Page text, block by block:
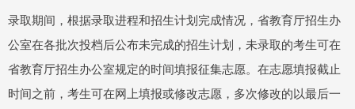
录取期间，根据录取进程和招生计划完成情况，省教育厅招生办
公室在各批次投档后公布未完成的招生计划，未录取的考生可在
省教育厅招生办公室规定的时间填报征集志愿。在志愿填报截止
时间之前，考生可在网上填报或修改志愿，多次修改的以最后一